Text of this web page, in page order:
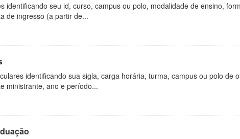
identificando seu id, curso, campus ou polo, modalidade de ensino,
de ingresso (a partir de...
identificando sua sigla, carga horária, turma, campus ou polo de
ministrante, ano e período...